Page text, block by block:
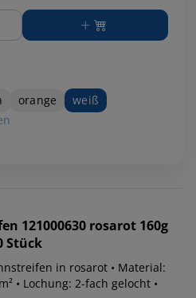
orange
weiß
121000630 rosarot 160g
Stück
in rosarot • Material:
• Lochung: 2-fach gelocht •